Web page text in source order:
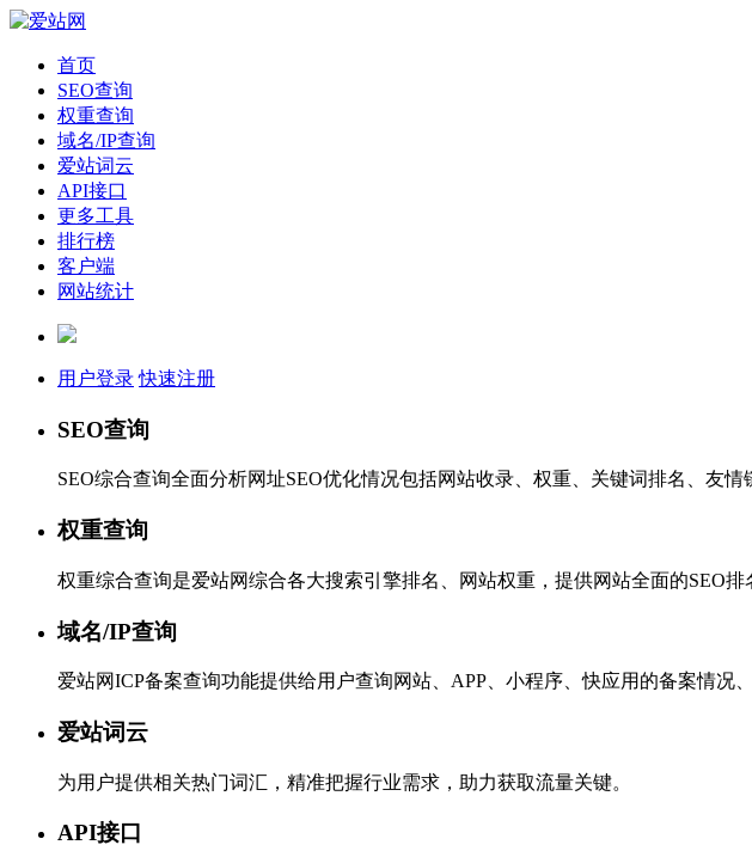
首页
SEO查询
权重查询
域名/IP查询
爱站词云
API接口
更多工具
排行榜
客户端
网站统计
用户登录 快速注册
SEO查询
SEO综合查询全面分析网址SEO优化情况包括网站收录、权重、关键词排名、友情
权重查询
权重综合查询是爱站网综合各大搜索引擎排名、网站权重，提供网站全面的SEO
域名/IP查询
爱站网ICP备案查询功能提供给用户查询网站、APP、小程序、快应用的备案情况
爱站词云
为用户提供相关热门词汇，精准把握行业需求，助力获取流量关键。
API接口